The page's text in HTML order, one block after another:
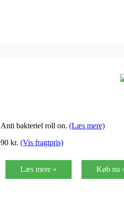
Anti bakteriel roll on. (Læs mere)
90 kr. (Vis fragtpris)
Læs mere » Køb nu